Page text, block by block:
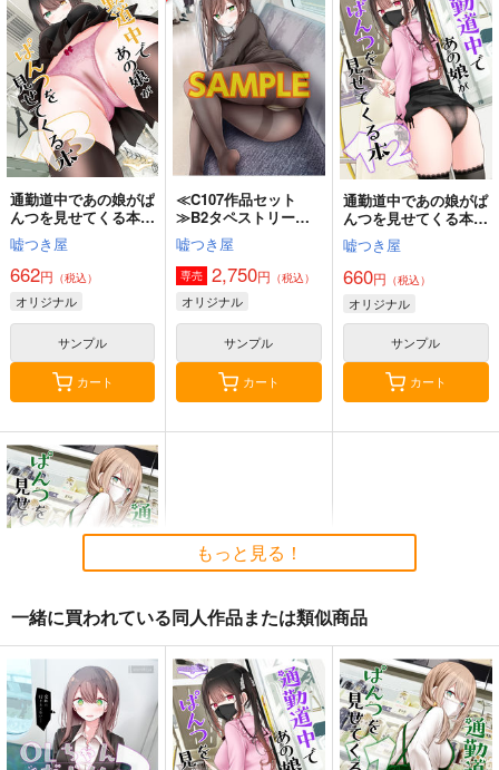
5年目の放課後
899円（税込）
オリジナル しずく
サンプル
カート
神座万象・第十四機
関
専売 3,144円（税込）
オリジナル
サンプル
カート
ロイヤルマウンテン
770円（税込）
オリジナル
青山 澄香
白峰 莉花
メレ・レタナグア
サンプル
カート
コミケ童話の裏話総集
編4
おのでら総本舗
メロス
サンプル
カート
770円（税込）
オリジナル
青山 澄香
メレ・レタナグア
サンプル
カート カート
通勤道中であの娘がぱ
んつを見せてくる本
13
嘘つき屋
662円 （税込）
オリジナル
サンプル
カート
≪C107作品セット
≫B2タペストリー
【サークル：嘘つき
屋】 TYPE-C
嘘つき屋
専売 2,750円 （税込）
オリジナル
サンプル
カート
通勤道中であの娘がぱ
んつを見せてくる本
12.
嘘つき屋
660円 （税込）
オリジナル
サンプル
カート
通勤道中であの娘がぱ
んつを見せてくる本
11
嘘つき屋
662円（税込）
もっと見る！
一緒に買われている同人作品または類似商品